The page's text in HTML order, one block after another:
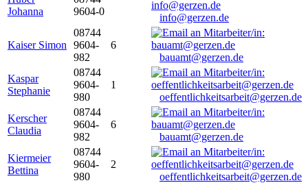
Johanna
9604-0
info@gerzen.de
Kaiser Simon
08744
9604-
982
6
bauamt@gerzen.de
Kaspar
Stephanie
08744
9604-
980
1
oeffentlichkeitsarbeit@gerzen.de
Kerscher
Claudia
08744
9604-
982
6
bauamt@gerzen.de
Kiermeier
Bettina
08744
9604-
980
2
oeffentlichkeitsarbeit@gerzen.de